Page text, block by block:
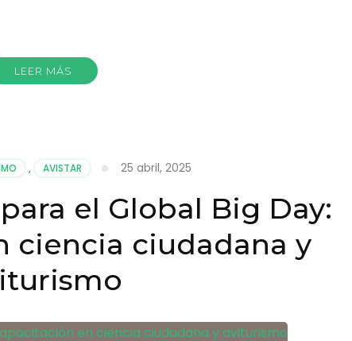
LEER MÁS
, AVISTAR 25 abril, 2025
el Global Big Day:
ciencia ciudadana y